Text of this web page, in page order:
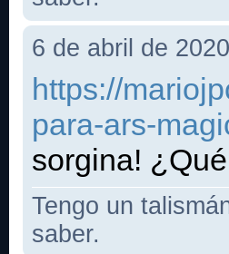
6 de abril de
https://
para-ars-
sorgina!
Tengo un
saber.